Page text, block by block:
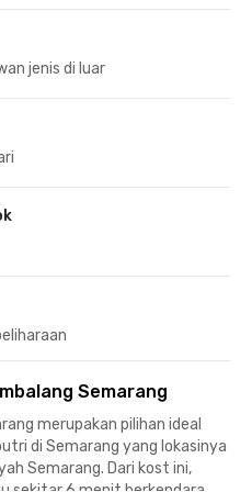
jenis di luar
Semarang
merupakan pilihan ideal
di Semarang yang lokasinya
Semarang. Dari kost ini,